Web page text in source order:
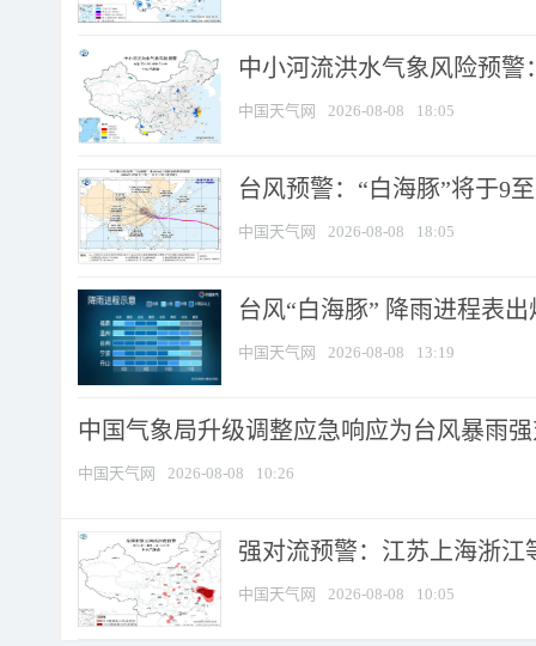
中小河流洪水气象风险预
中国天气网 2026-08-08 18:05
台风预警：“白海豚”将于9
中国天气网 2026-08-08 18:05
台风“白海豚” 降雨进程表
中国天气网 2026-08-08 13:19
中国气象局升级调整应急响应为台风暴雨
中国天气网 2026-08-08 10:26
强对流预警：江苏上海浙江
中国天气网 2026-08-08 10:05